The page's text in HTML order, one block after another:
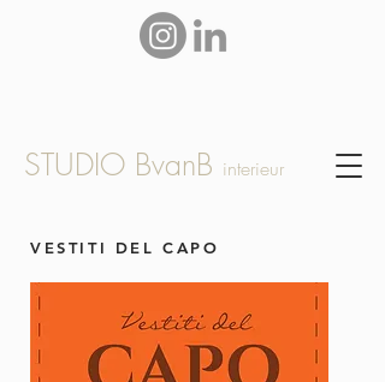
STUDIO BvanB interieur
VESTITI DEL CAPO